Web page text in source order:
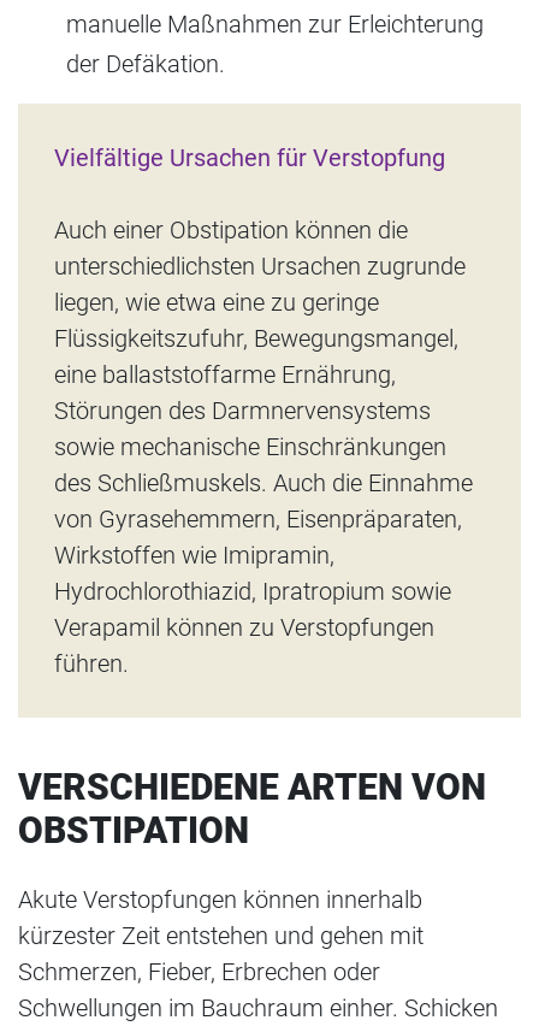
manuelle Maßnahmen zur Erleichterung
der Defäkation.
Vielfältige Ursachen für Verstopfung
Auch einer Obstipation können die
unterschiedlichsten Ursachen zugrunde
liegen, wie etwa eine zu geringe
Flüssigkeitszufuhr, Bewegungsmangel,
eine ballaststoffarme Ernährung,
Störungen des Darmnervensystems
sowie mechanische Einschränkungen
des Schließmuskels. Auch die Einnahme
von Gyrasehemmern, Eisenpräparaten,
Wirkstoffen wie Imipramin,
Hydrochlorothiazid, Ipratropium sowie
Verapamil können zu Verstopfungen
führen.
VERSCHIEDENE ARTEN VON
OBSTIPATION
Akute Verstopfungen können innerhalb
kürzester Zeit entstehen und gehen mit
Schmerzen, Fieber, Erbrechen oder
Schwellungen im Bauchraum einher. Schicken